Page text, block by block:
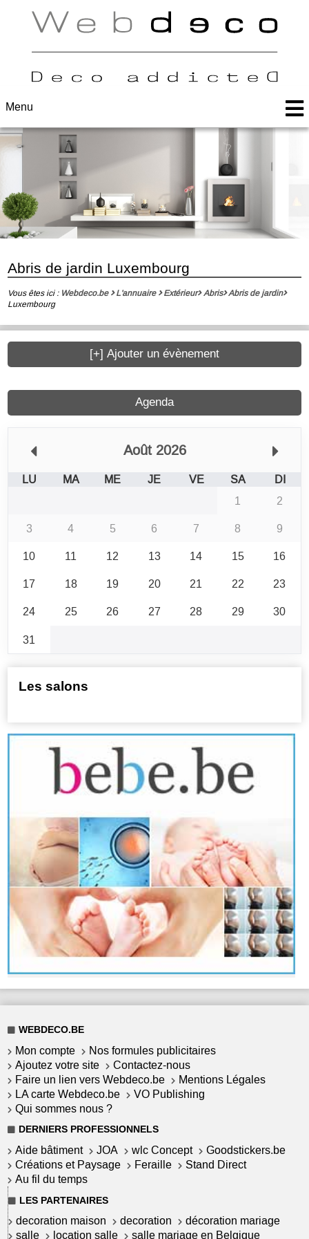
Menu
Abris de jardin Luxembourg
Vous êtes ici : Webdeco.be L'annuaire Extérieur Abris Abris de jardin
Luxembourg
Agenda
Août 2026
LU MA ME JE VE SA
DI
1
2
3
4 5 6 7 8
9
10
11 12 13 14 15
16
17
18 19 20 21 22
23
24
25 26 27 28 29
30
31
[+] Ajouter un évènement
Les salons
WEBDECO.BE
Mon compte
Nos formules publicitaires
Ajoutez votre site
Contactez-nous
Faire un lien vers Webdeco.be
Mentions Légales
LA carte Webdeco.be
VO Publishing
Qui sommes nous ?
DERNIERS PROFESSIONNELS
Aide bâtiment JOA wlc Concept
Goodstickers.be
Créations et Paysage
Feraille
Stand Direct
Au fil du temps
LES PARTENAIRES
decoration maison decoration
décoration mariage
salle
location salle salle mariage en Belgique